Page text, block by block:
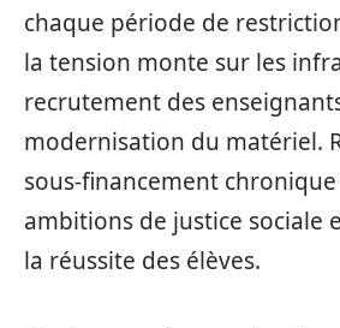
chaque période de
la tension monte sur les
recrutement des
modernisation du matériel.
sous-financement
ambitions de justice sociale
la réussite des élèves.